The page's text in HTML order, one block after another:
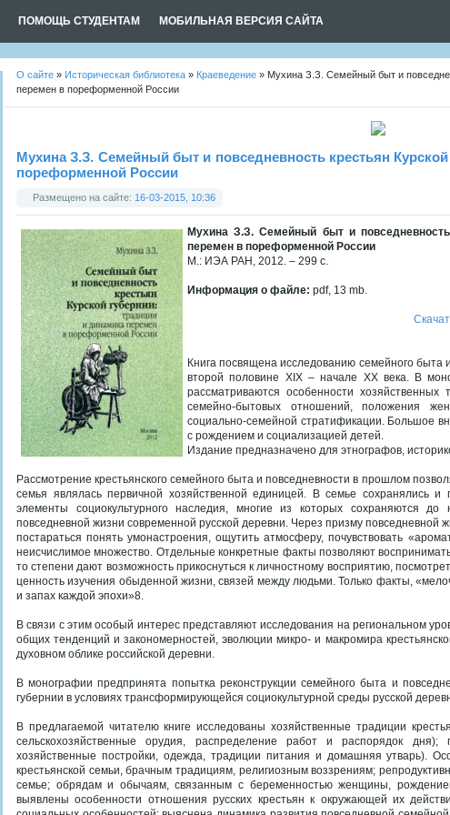
ПОМОЩЬ СТУДЕНТАМ МОБИЛЬНАЯ ВЕРСИЯ САЙТА
О сайте » Историческая библиотека » Краеведение » Мухина З.З. Семейный быт и
перемен в пореформенной России
Мухина З.З. Семейный быт и повседневность крестьян
пореформенной России
Размещено на сайте: 16-03-2015, 10:36
Мухина З.З. Семейный быт и
перемен в пореформенной России
М.: ИЭА РАН, 2012. – 299 с.
Информация о файле: pdf, 13 mb.
Книга посвящена исследованию семейного быта
второй половине XIX – начале ХХ века. В
рассматриваются особенности
семейно-бытовых отношений, положения
социально-семейной стратификации. Большое
с рождением и социализацией детей.
Издание предназначено для этнографов,
Рассмотрение крестьянского семейного быта и повседневности в прошлом
семья являлась первичной хозяйственной единицей. В семье сохранялись
элементы социокультурного наследия, многие из которых сохраняются
повседневной жизни современной русской деревни. Через призму повседневной
постараться понять умонастроения, ощутить атмосферу, почувствовать
неисчислимое множество. Отдельные конкретные факты позволяют
то степени дают возможность прикоснуться к личностному восприятию,
ценность изучения обыденной жизни, связей между людьми. Только факты,
и запах каждой эпохи»8.
В связи с этим особый интерес представляют исследования на региональном
общих тенденций и закономерностей, эволюции микро- и макромира
духовном облике российской деревни.
В монографии предпринята попытка реконструкции семейного быта и
губернии в условиях трансформирующейся социокультурной среды русской
В предлагаемой читателю книге исследованы хозяйственные традиции
сельскохозяйственные орудия, распределение работ и распорядок
хозяйственные постройки, одежда, традиции питания и домашняя утварь).
крестьянской семьи, брачным традициям, религиозным воззрениям;
семье; обрядам и обычаям, связанным с беременностью женщины,
выявлены особенности отношения русских крестьян к окружающей их